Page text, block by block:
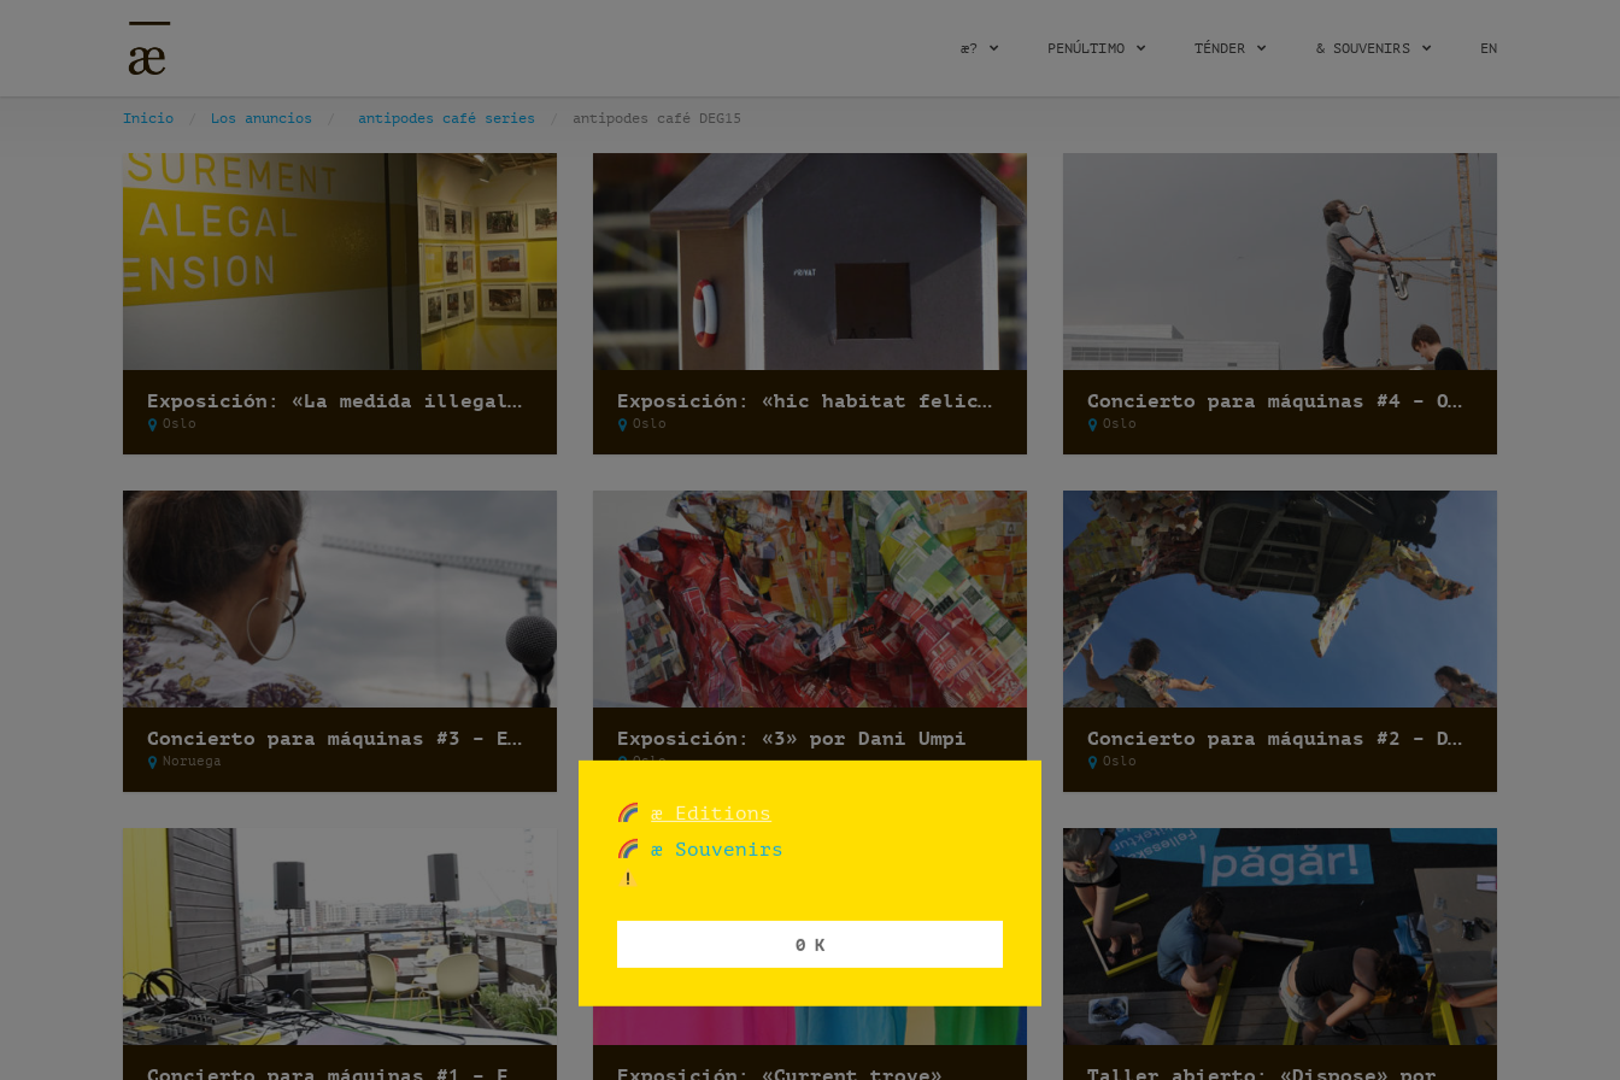
æ? PENÚLTIMO TÉNDER & SOUVENIRS EN
Inicio Los anuncios antipodes café series antipodes café DEG15
Exposición: «La medida illegal y la dimensión alegal» por Recetas Urbanas
Oslo
Exposición: «hic habitat felicitas» por Pfelder
Oslo
Concierto para máquinas #4 – Ohnesorg
Oslo
Concierto para máquinas #3 – Elli Medeiros
Noruega
Exposición: «3» por Dani Umpi
Oslo
Concierto para máquinas #2 – Dani Umpi
Oslo
æ Editions
æ Souvenirs
0 K